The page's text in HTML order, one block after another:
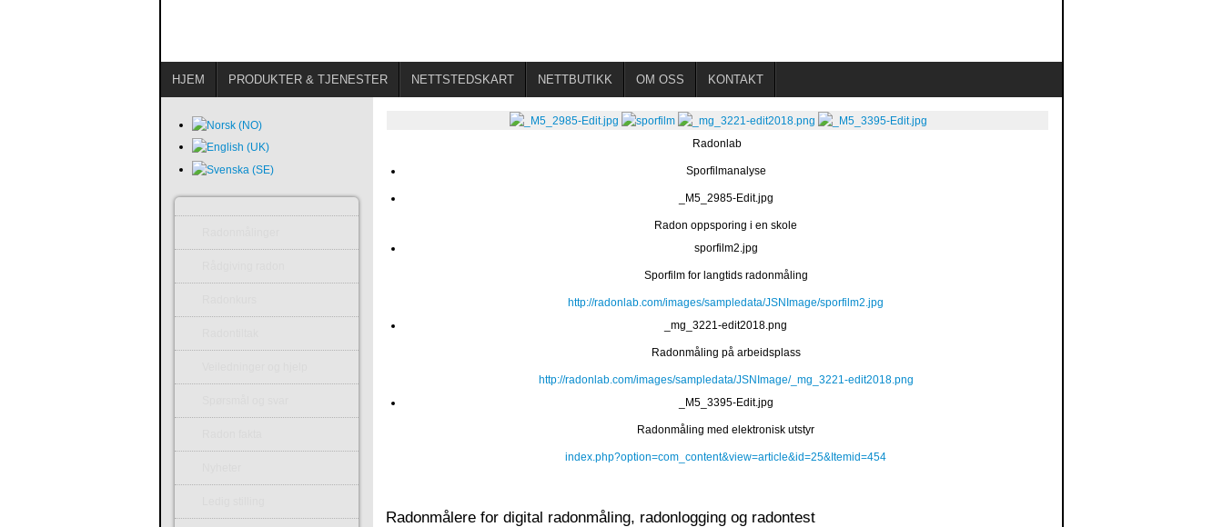
HJEM PRODUKTER & TJENESTER NETTSTEDSKART NETTBUTIKK OM OSS KONTAKT
Radonlab
Sporfilmanalyse
_M5_2985-Edit.jpg
Radon oppsporing i en skole
sporfilm2.jpg
Sporfilm for langtids radonmåling
http://radonlab.com/images/sampledata/JSNImage/sporfilm2.jpg
_mg_3221-edit2018.png
Radonmåling på arbeidsplass
http://radonlab.com/images/sampledata/JSNImage/_mg_3221-edit2018.png
_M5_3395-Edit.jpg
Radonmåling med elektronisk utstyr
index.php?option=com_content&view=article&id=25&Itemid=454
Radonmålere for digital radonmåling, radonlogging og radontest